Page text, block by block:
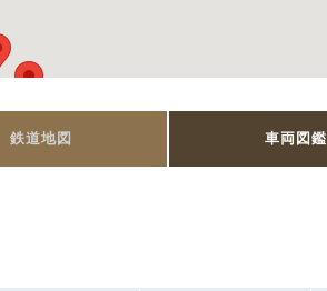
鉄道地図 車両図鑑